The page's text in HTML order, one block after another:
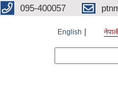
095-400057
English